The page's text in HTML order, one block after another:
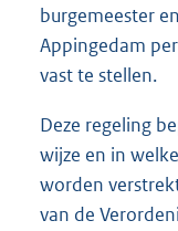
burgemeester
Appingedam
vast te stellen.
Deze regeling
wijze en in
worden
van de